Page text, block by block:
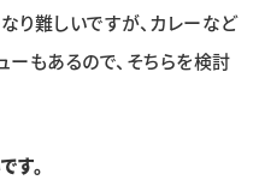
り難しいですが、カレーなど
ーもあるので、そちらを検討
す。